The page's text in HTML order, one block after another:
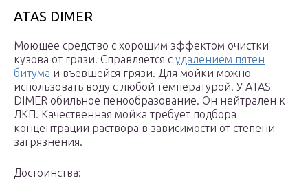
ATAS DIMER
Моющее средство с хорошим эффектом очистки
кузова от грязи. Справляется с удалением пятен
битума и въевшейся грязи. Для мойки можно
использовать воду с любой температурой. У ATAS
DIMER обильное пенообразование. Он нейтрален к
ЛКП. Качественная мойка требует подбора
концентрации раствора в зависимости от степени
загрязнения.
Достоинства: